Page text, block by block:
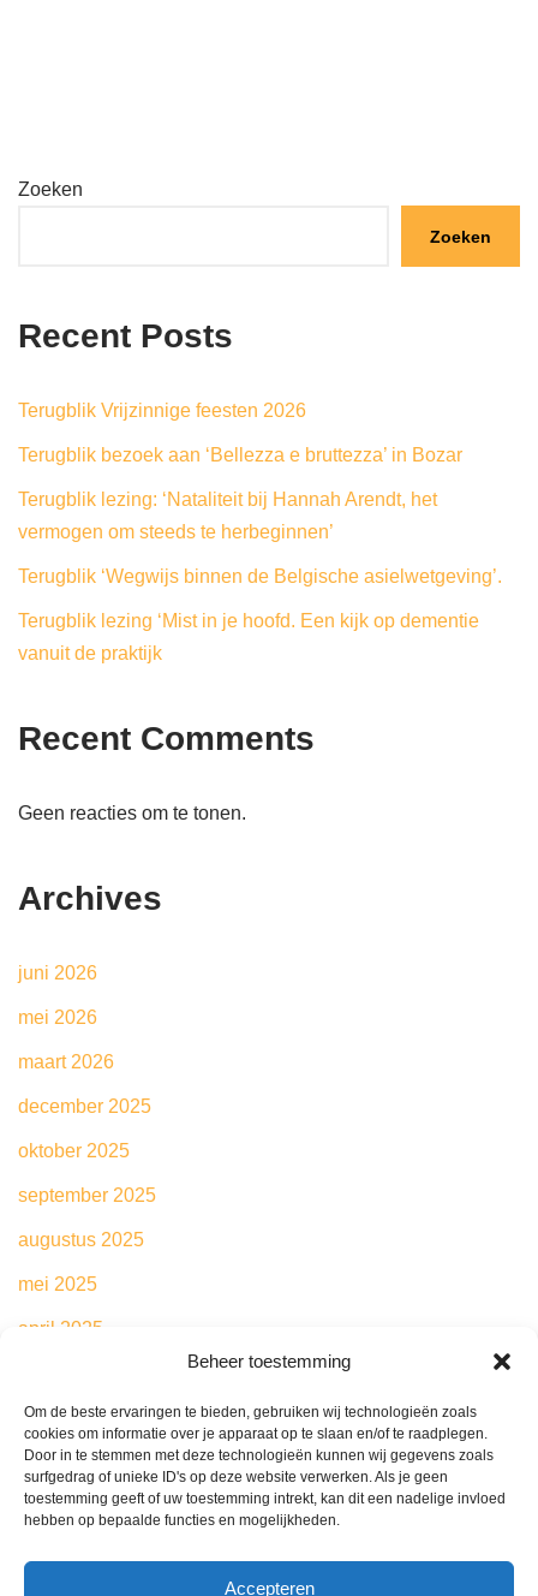
Beheer toestemming
Om de beste ervaringen te bieden, gebruiken wij technologieën zoals
cookies om informatie over je apparaat op te slaan en/of te raadplegen.
Door in te stemmen met deze technologieën kunnen wij gegevens zoals
surfgedrag of unieke ID's op deze website verwerken. Als je geen
toestemming geeft of uw toestemming intrekt, kan dit een nadelige invloed
hebben op bepaalde functies en mogelijkheden.
Accepteren
Zoeken
Zoeken
Recent Posts
Terugblik Vrijzinnige feesten 2026
Terugblik bezoek aan ‘Bellezza e bruttezza’ in Bozar
Terugblik lezing: ‘Nataliteit bij Hannah Arendt, het
vermogen om steeds te herbeginnen’
Terugblik ‘Wegwijs binnen de Belgische asielwetgeving’.
Terugblik lezing ‘Mist in je hoofd. Een kijk op dementie
vanuit de praktijk
Recent Comments
Geen reacties om te tonen.
Archives
juni 2026
mei 2026
maart 2026
december 2025
oktober 2025
september 2025
augustus 2025
mei 2025
april 2025
februari 2025
mei 2024